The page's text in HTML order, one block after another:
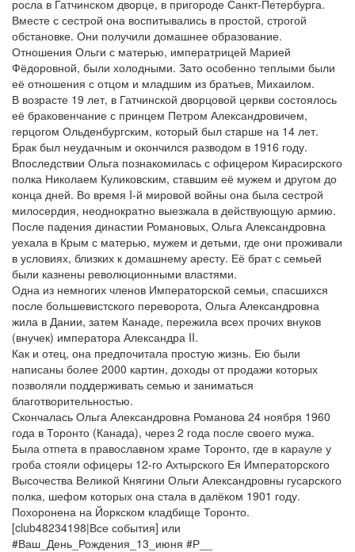
росла в Гатчинском дворце, в пригороде Санкт-Петербурга.
Вместе с сестрой она воспитывались в простой, строгой
обстановке. Они получили домашнее образование.
Отношения Ольги с матерью, императрицей Марией
Фёдоровной, были холодными. Зато особенно теплыми были
её отношения с отцом и младшим из братьев, Михаилом.
В возрасте 19 лет, в Гатчинской дворцовой церкви состоялось
её браковенчание с принцем Петром Александровичем,
герцогом Ольденбургским, который был старше на 14 лет.
Брак был неудачным и окончился разводом в 1916 году.
Впоследствии Ольга познакомилась с офицером Кирасирского
полка Николаем Куликовским, ставшим её мужем и другом до
конца дней. Во время I-й мировой войны она была сестрой
милосердия, неоднократно выезжала в действующую армию.
После падения династии Романовых, Ольга Александровна
уехала в Крым с матерью, мужем и детьми, где они проживали
в условиях, близких к домашнему аресту. Её брат с семьей
были казнены революционными властями.
Одна из немногих членов Императорской семьи, спасшихся
после большевистского переворота, Ольга Александровна
жила в Дании, затем Канаде, пережила всех прочих внуков
(внучек) императора Александра II.
Как и отец, она предпочитала простую жизнь. Ею были
написаны более 2000 картин, доходы от продажи которых
позволяли поддерживать семью и заниматься
благотворительностью.
Скончалась Ольга Александровна Романова 24 ноября 1960
года в Торонто (Канада), через 2 года после своего мужа.
Была отпета в православном храме Торонто, где в карауле у
гроба стояли офицеры 12-го Ахтырского Ея Императорского
Высочества Великой Княгини Ольги Александровны гусарского
полка, шефом которых она стала в далёком 1901 году.
Похоронена на Йоркском кладбище Торонто.
[club48234198|Все события] или
#Ваш_День_Рождения_13_июня #Р__